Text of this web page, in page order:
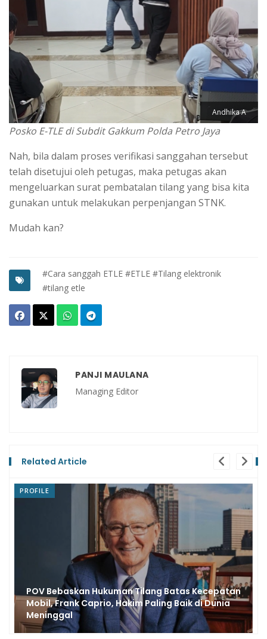
Andhika A
Posko E-TLE di Subdit Gakkum Polda Petro Jaya
Nah, bila dalam proses verifikasi sanggahan tersebut
telah disetujui oleh petugas, maka petugas akan
mengeluarkan surat pembatalan tilang yang bisa kita
gunakan untuk melakukan perpenjangan STNK.
Mudah kan?
#Cara sanggah ETLE #ETLE #Tilang elektronik
#tilang etle
PANJI MAULANA
Managing Editor
Related Article
NEWS
Waduh, Kaca Film Mobil Makin Gelap, Semakin
Kena Tilang? Ini Penjelasan Lengkap Korlantas
Polri